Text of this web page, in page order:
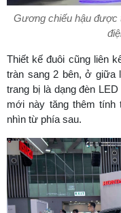
Gương chiếu hậu được
Thiết kế đuôi cũng liên
tràn sang 2 bên, ở giữa
trang bị là dạng đèn
mới này tăng thêm tính
nhìn từ phía sau.